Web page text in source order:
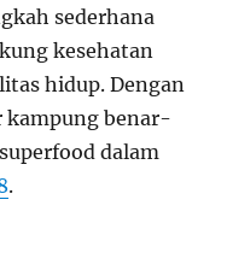
sederhana
kesehatan
hidup. Dengan
benar-
dalam
.